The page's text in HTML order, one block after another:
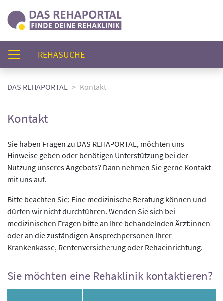
REHASUCHE(AKTUELL)
DAS REHAPORTAL Kontakt
Kontakt
Sie haben Fragen zu DAS REHAPORTAL, möchten uns
Hinweise geben oder benötigen Unterstützung bei der
Nutzung unseres Angebots? Dann nehmen Sie gerne Kontakt
mit uns auf.
Bitte beachten Sie: Eine medizinische Beratung können und
dürfen wir nicht durchführen. Wenden Sie sich bei
medizinischen Fragen bitte an Ihre behandelnden Ärzt:innen
oder an die zuständigen Ansprechpersonen Ihrer
Krankenkasse, Rentenversicherung oder Rehaeinrichtung.
Sie möchten eine Rehaklinik kontaktieren?